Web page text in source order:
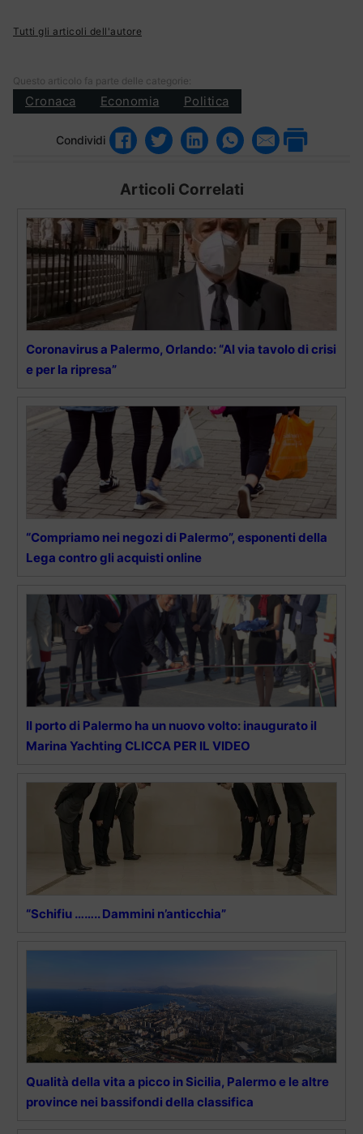
Tutti gli articoli dell'autore
Questo articolo fa parte delle categorie:
Cronaca Economia Politica
Condividi
Articoli Correlati
Coronavirus a Palermo, Orlando: “Al via tavolo di crisi
e per la ripresa”
“Compriamo nei negozi di Palermo”, esponenti della
Lega contro gli acquisti online
Il porto di Palermo ha un nuovo volto: inaugurato il
Marina Yachting CLICCA PER IL VIDEO
“Schifiu …….. Dammini n’anticchia”
Qualità della vita a picco in Sicilia, Palermo e le altre
province nei bassifondi della classifica